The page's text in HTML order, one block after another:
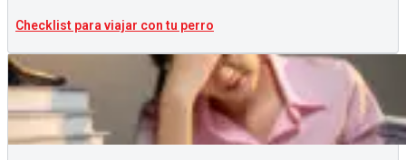
Checklist para viajar con tu perro